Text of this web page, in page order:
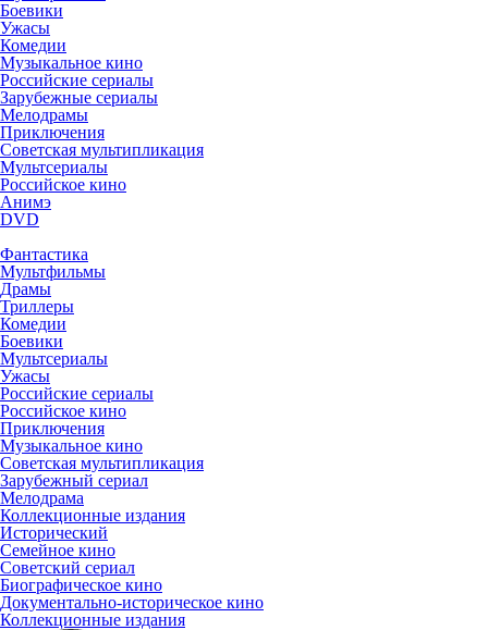
Боевики
Ужасы
Комедии
Музыкальное кино
Российские сериалы
Зарубежные сериалы
Мелодрамы
Приключения
Советская мультипликация
Мультсериалы
Российское кино
Анимэ
DVD
Фантастика
Мультфильмы
Драмы
Триллеры
Комедии
Боевики
Мультсериалы
Ужасы
Российские сериалы
Российское кино
Приключения
Музыкальное кино
Советская мультипликация
Зарубежный сериал
Мелодрама
Коллекционные издания
Исторический
Семейное кино
Советский сериал
Биографическое кино
Документально-историческое кино
Коллекционные издания